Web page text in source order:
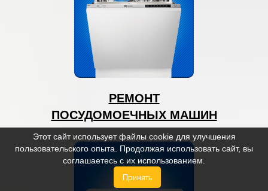
РЕМОНТ
ПОСУДОМОЕЧНЫХ МАШИН
Этот сайт использует файлы cookie для улучшения
пользовательского опыта. Продолжая использовать сайт, вы
соглашаетесь с их использованием.
Принять